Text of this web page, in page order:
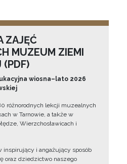
ZAJĘĆ
MUZEUM ZIEMI
(PDF)
wiosna–lato 2026
różnorodnych lekcji muzealnych
w Tarnowie, a także w
Wierzchosławicach i
inspirujący i angażujący sposób
oraz dziedzictwo naszego